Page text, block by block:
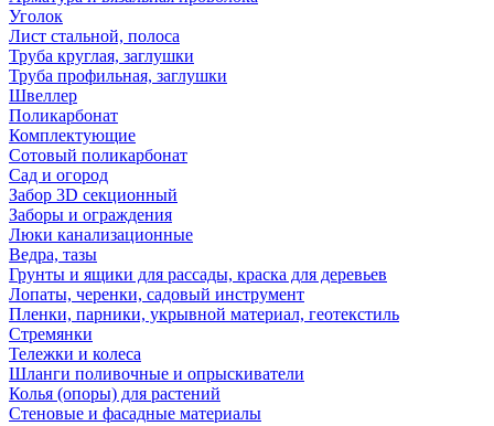
Уголок
Лист стальной, полоса
Труба круглая, заглушки
Труба профильная, заглушки
Швеллер
Поликарбонат
Комплектующие
Сотовый поликарбонат
Сад и огород
Забор 3D секционный
Заборы и ограждения
Люки канализационные
Ведра, тазы
Грунты и ящики для рассады, краска для деревьев
Лопаты, черенки, садовый инструмент
Пленки, парники, укрывной материал, геотекстиль
Стремянки
Тележки и колеса
Шланги поливочные и опрыскиватели
Колья (опоры) для растений
Стеновые и фасадные материалы